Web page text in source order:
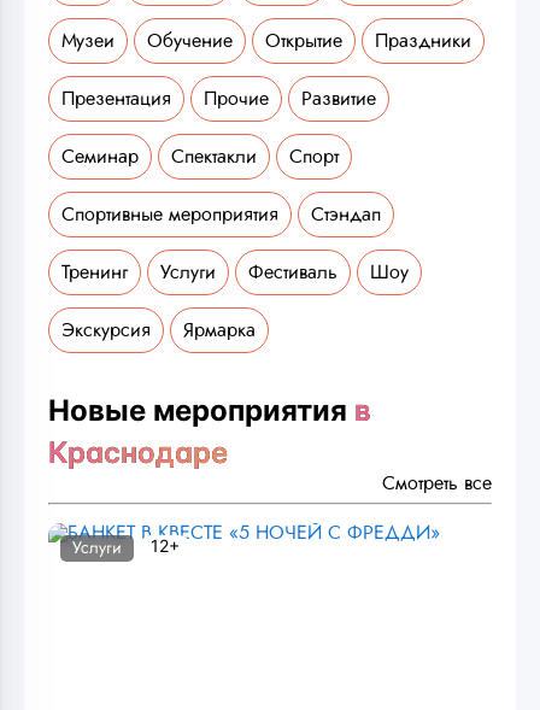
Музеи Обучение Открытие Праздники
Презентация Прочие Развитие
Семинар Спектакли Спорт
Спортивные мероприятия Стэндап
Тренинг Услуги Фестиваль Шоу
Экскурсия Ярмарка
Новые мероприятия в
Краснодаре
Смотреть все
Услуги 12+